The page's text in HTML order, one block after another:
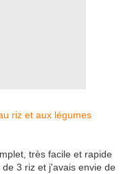
très facile et rapide
3 riz et j'avais envie de